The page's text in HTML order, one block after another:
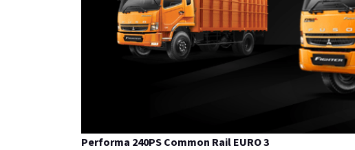
Performa 240PS Common Rail EURO 3